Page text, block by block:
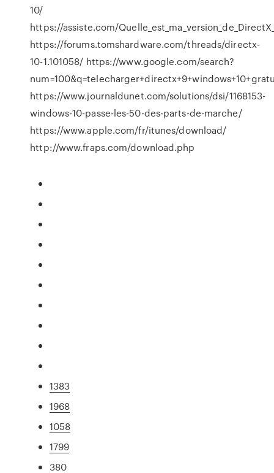
10/
https://assiste.com/
https://forums.tomshardware.com/threads/directx-
10-1.101058/ https://www.google.com/search?
https://www.journaldunet.com/solutions/dsi/1168153-
windows-10-passe-les-50-des-parts-de-marche/
https://www.apple.com/fr/itunes/download/
http://www.fraps.com/download.php
1383
1968
1058
1799
380